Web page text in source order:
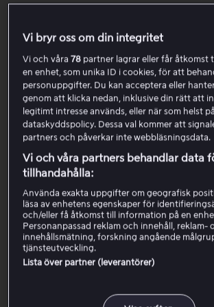
Vissa utvalda sportsändningar och
att betala för ett enskilt event, så kallad
(PPV).
För att kunna köpa ett PPV-event
Ett Viaplay-konto
Du behöverinteprenumerera på
Pay-per-view-event visas som en egen
och är märkta med PPV. Om du har
fortfarande uppmanas att köpa ett
troligen starta fel sändning.
Vi bryr oss om din integritet
Vi och våra78 partner lagrar eller får åtkomst
en enhet, som unika ID i cookies, för att
personuppgifter. Du kan acceptera eller
genom att klicka nedan, inklusive din rätt att
legitimt intresse används, eller när som helst
dataskyddspolicy. Dessa val kommer att
partners och påverkar inte webbläsningsdata.
Vi och våra partners behandlar data
tillhandahålla:
Använda exakta uppgifter om geografisk
läsa av enhetens egenskaper för
och/eller få åtkomst till information på en
Personanpassad reklam och innehåll, reklam-
innehållsmätning, forskning angående
tjänsteutveckling.
Lista över partner (leverantörer)